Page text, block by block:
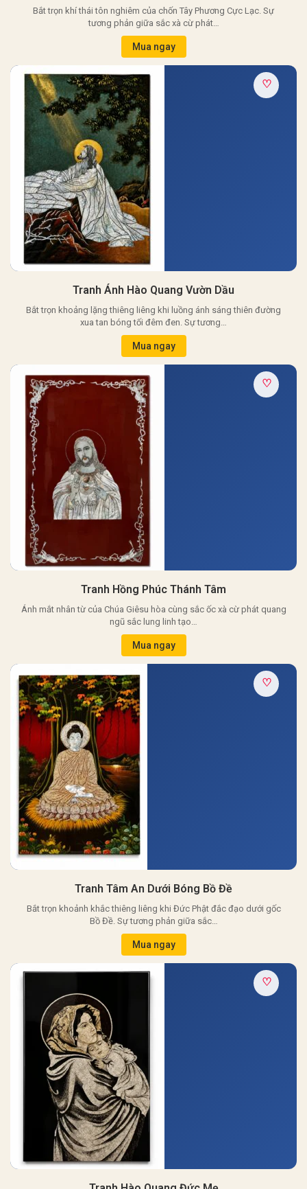
Bắt trọn khí thái tôn nghiêm của chốn Tây Phương Cực Lạc. Sự
tương phản giữa sắc xà cừ phát…
Mua ngay
♡
Tranh Ánh Hào Quang Vườn Dầu
Bắt trọn khoảng lặng thiêng liêng khi luồng ánh sáng thiên đường
xua tan bóng tối đêm đen. Sự tương…
Mua ngay
♡
Tranh Hồng Phúc Thánh Tâm
Ánh mắt nhân từ của Chúa Giêsu hòa cùng sắc ốc xà cừ phát quang
ngũ sắc lung linh tạo…
Mua ngay
♡
Tranh Tâm An Dưới Bóng Bồ Đề
Bắt trọn khoảnh khắc thiêng liêng khi Đức Phật đắc đạo dưới gốc
Bồ Đề. Sự tương phản giữa sắc…
Mua ngay
♡